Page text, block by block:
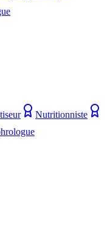
Nutritionniste